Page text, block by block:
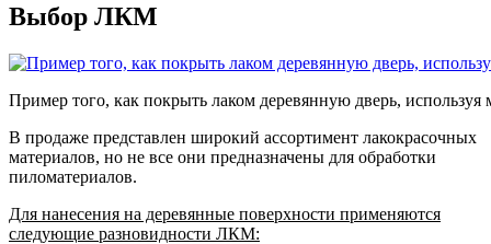
Выбор ЛКМ
Пример того, как покрыть лаком деревянную дверь, используя
В продаже представлен широкий ассортимент лакокрасочных
материалов, но не все они предназначены для обработки
пиломатериалов.
Для нанесения на деревянные поверхности применяются
следующие разновидности ЛКМ: